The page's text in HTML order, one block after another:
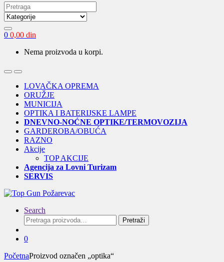
Search
for:
0 0,00 din
Nema proizvoda u korpi.
OpenClose
LOVAČKA OPREMA
ORUŽJE
MUNICIJA
OPTIKA I BATERIJSKE LAMPE
DNEVNO-NOĆNE OPTIKE/TERMOVOZIJA
GARDEROBA/OBUĆA
RAZNO
Akcije
TOP AKCIJE
Agencija za Lovni Turizam
SERVIS
Search
Pretraga
za:
Pretraži
0
PočetnaProizvod označen „optika“